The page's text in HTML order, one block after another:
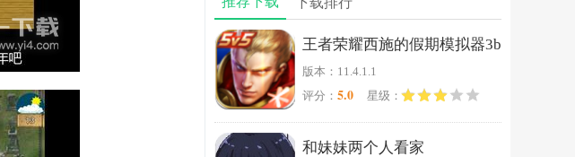
王者荣耀西施的假期模拟器3b
版本：11.4.1.1
评分： 5.0 星级：
和妹妹两个人看家